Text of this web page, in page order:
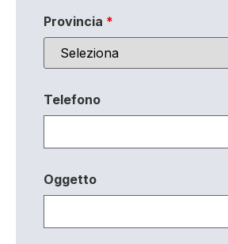
Provincia *
Telefono
Oggetto